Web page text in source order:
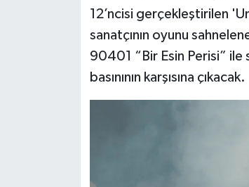
12’ncisi gerçekleştirilen
sanatçının oyunu
90401 “Bir Esin Perisi”
basınının karşısına çıkacak.